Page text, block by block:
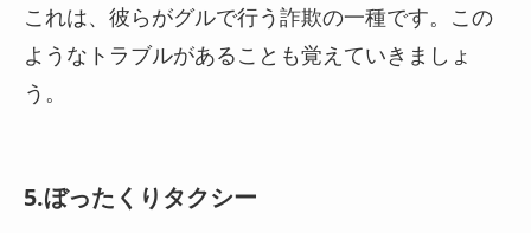
これは、 彼らがグルで行う詐欺の一種です。この
ようなトラブルがあることも覚えていきましょ
う。
5.ぼったくりタクシー